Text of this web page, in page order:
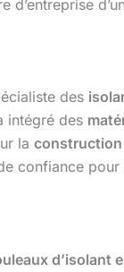
des
intégré des
la
confiance pour
d’isolant